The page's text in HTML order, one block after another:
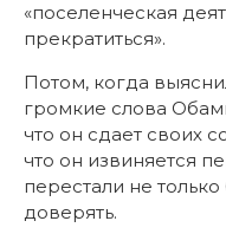
«поселенческая
прекратиться».
Потом, когда
громкие слова
что он сдает своих
что он извиняется
перестали не
доверять.